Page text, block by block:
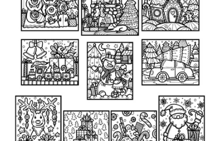
numériquement
Minis à l'unité
Nuanciers
PDF (téléchargement)
Pochettes (8,5x11)
Rassemblements